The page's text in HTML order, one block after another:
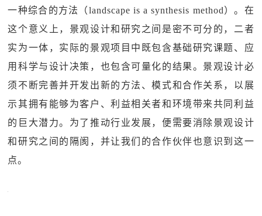
一种综合的方法（landscape is a synthesis method）。在
这个意义上，景观设计和研究之间是密不可分的，二者
实为一体，实际的景观项目中既包含基础研究课题、应
用科学与设计决策，也包含可量化的结果。景观设计必
须不断完善并开发出新的方法、模式和合作关系，以展
示其拥有能够为客户、利益相关者和环境带来共同利益
的巨大潜力。为了推动行业发展，便需要消除景观设计
和研究之间的隔阂，并让我们的合作伙伴也意识到这一
点。